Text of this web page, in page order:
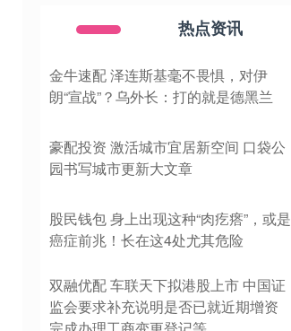
热点资讯
金牛速配 泽连斯基毫不畏惧，对伊
朗“宣战”？乌外长：打的就是德黑兰
豪配投资 激活城市宜居新空间 口袋公
园书写城市更新大文章
股民钱包 身上出现这种“肉疙瘩”，或是
癌症前兆！长在这4处尤其危险
双融优配 车联天下拟港股上市 中国证
监会要求补充说明是否已就近期增资